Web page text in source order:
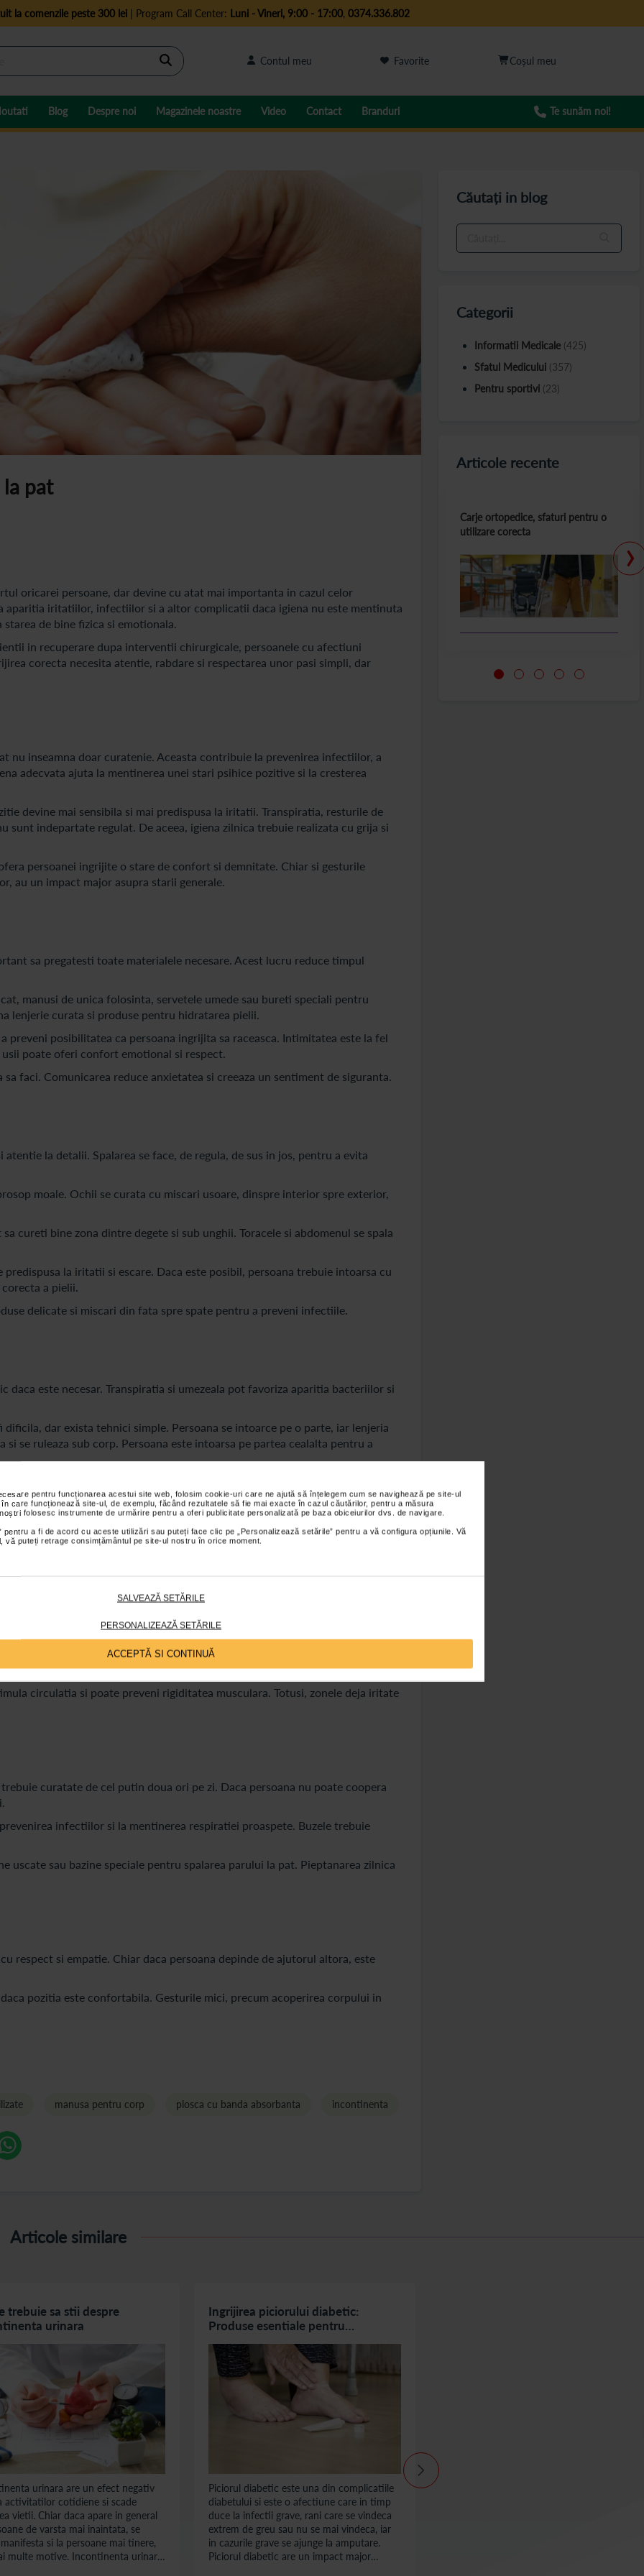
pentru funcționarea acestui site web, folosim cookie-uri care ne ajută să înțelegem cum se navighează pe site-ul
care funcționează site-ul, de exemplu, făcând rezultatele să fie mai exacte în cazul căutărilor, pentru a măsura
folosesc instrumente de urmărire pentru a oferi publicitate personalizată pe baza obiceiurilor dvs. de navigare.
pentru a fi de acord cu aceste utilizări sau puteți face clic pe „Personalizează setările” pentru a vă configura opțiunile. Vă
puteți retrage consimțământul pe site-ul nostru în orice moment.
SALVEAZĂ SETĂRILE
PERSONALIZEAZĂ SETĂRILE
ACCEPTĂ SI CONTINUĂ
la comenzile peste 300 lei| Program Call Center: Luni - Vineri, 9:00 - 17:00, 0374.336.802
Cautare Contul meu Favorite
Blog Despre noi Magazinele noastre Video Contact Branduri Te sunăm noi!
pat
oricarei persoane, dar devine cu atat mai importanta in cazul celor
aparitia iritatiilor, infectiilor si a altor complicatii daca igiena nu este mentinuta
de bine fizica si emotionala.
in recuperare dupa interventii chirurgicale, persoanele cu afectiuni
corecta necesita atentie, rabdare si respectarea unor pasi simpli, dar
nu inseamna doar curatenie. Aceasta contribuie la prevenirea infectiilor, a
adecvata ajuta la mentinerea unei stari psihice pozitive si la cresterea
devine mai sensibila si mai predispusa la iritatii. Transpiratia, resturile de
sunt indepartate regulat. De aceea, igiena zilnica trebuie realizata cu grija si
persoanei ingrijite o stare de confort si demnitate. Chiar si gesturile
au un impact major asupra starii generale.
sa pregatesti toate materialele necesare. Acest lucru reduce timpul
manusi de unica folosinta, servetele umede sau bureti speciali pentru
lenjerie curata si produse pentru hidratarea pielii.
preveni posibilitatea ca persoana ingrijita sa raceasca. Intimitatea este la fel
poate oferi confort emotional si respect.
faci. Comunicarea reduce anxietatea si creeaza un sentiment de siguranta.
la detalii. Spalarea se face, de regula, de sus in jos, pentru a evita
moale. Ochii se curata cu miscari usoare, dinspre interior spre exterior,
cureti bine zona dintre degete si sub unghii. Toracele si abdomenul se spala
la iritatii si escare. Daca este posibil, persoana trebuie intoarsa cu
a pielii.
delicate si miscari din fata spre spate pentru a preveni infectiile.
daca este necesar. Transpiratia si umezeala pot favoriza aparitia bacteriilor si
dar exista tehnici simple. Persoana se intoarce pe o parte, iar lenjeria
si se ruleaza sub corp. Persoana este intoarsa pe partea cealalta pentru a
sa respire. Evita cutele sau zonele tensionate, deoarece pot provoca
escarelor. Acestea sunt rani care apar in zonele unde presiunea este
Dupa spalare, este important sa fie aplicata o crema hidratanta sau
pot fi de mare ajutor.
Aceasta reduce presiunea asupra anumitor zone si imbunatateste
circulatia si poate preveni rigiditatea musculara. Totusi, zonele deja iritate
curatate de cel putin doua ori pe zi. Daca persoana nu poate coopera
infectiilor si la mentinerea respiratiei proaspete. Buzele trebuie
uscate sau bazine speciale pentru spalarea parului la pat. Pieptanarea zilnica
respect si empatie. Chiar daca persoana depinde de ajutorul altora, este
pozitia este confortabila. Gesturile mici, precum acoperirea corpului in
manusa pentru corp plosca cu banda absorbanta incontinenta
Articole similare
trebuie sa stii despre
urinara
urinara are un efect negativ
activitatilor cotidiene si scade
vietii. Chiar daca apare in general
de varsta mai inaintata, se
si la persoane mai tinere,
multe motive. Incontinenta urinara
Ingrijirea piciorului diabetic:
Produse esentiale pentru
Piciorul diabetic este una din complicatiile
diabetului si este o afectiune care in timp
duce la infectii grave, rani care se vindeca
extrem de greu sau nu se mai vindeca, iar
in cazurile grave se ajunge la amputare.
Piciorul diabetic are un impact major
Căutați in blog
Categorii
Informatii Medicale (425)
Sfatul Medicului (357)
Pentru sportivi (23)
Articole recente
Carje ortopedice, sfaturi pentru o
utilizare corecta
›